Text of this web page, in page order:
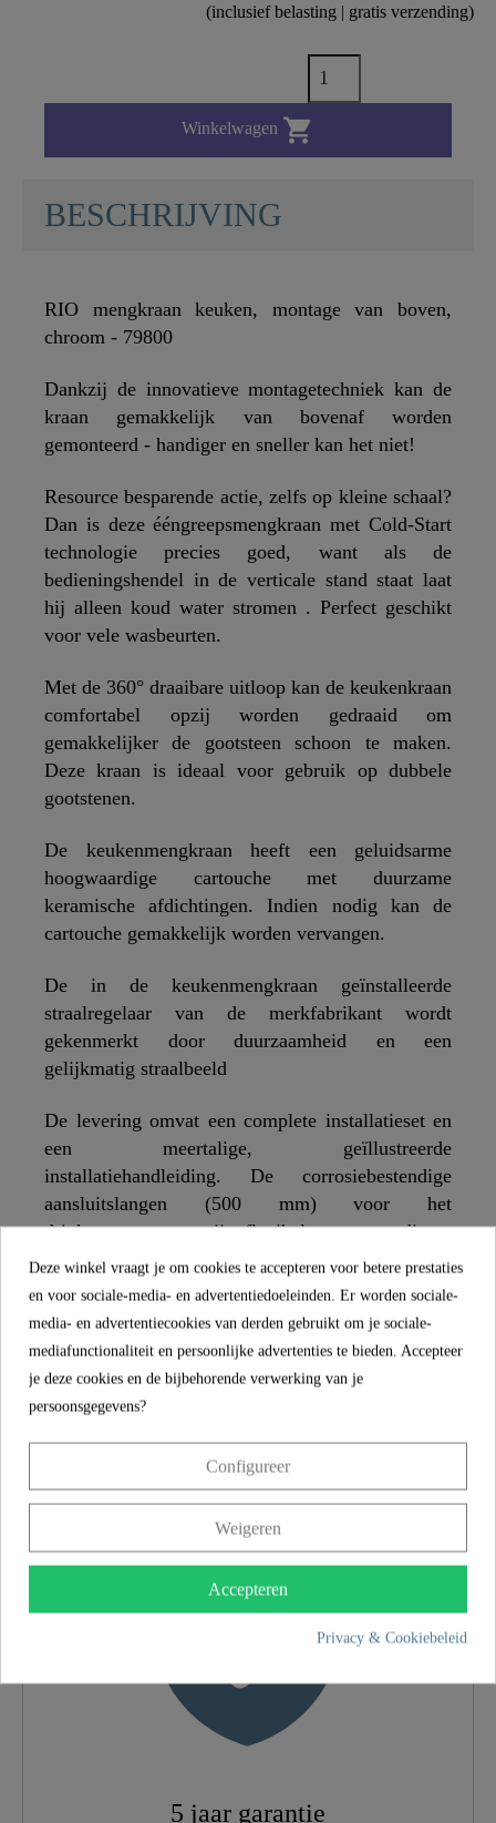
(inclusief belasting | gratis verzending)
Winkelwagen 
BESCHRIJVING
RIO mengkraan keuken, montage van boven,
chroom - 79800
Dankzij de innovatieve montagetechniek kan de
kraan gemakkelijk van bovenaf worden
gemonteerd - handiger en sneller kan het niet!
Resource besparende actie, zelfs op kleine schaal?
Dan is deze ééngreepsmengkraan met Cold-Start
technologie precies goed, want als de
bedieningshendel in de verticale stand staat laat
hij alleen koud water stromen . Perfect geschikt
voor vele wasbeurten.
Met de 360° draaibare uitloop kan de keukenkraan
comfortabel opzij worden gedraaid om
gemakkelijker de gootsteen schoon te maken.
Deze kraan is ideaal voor gebruik op dubbele
gootstenen.
De keukenmengkraan heeft een geluidsarme
hoogwaardige cartouche met duurzame
keramische afdichtingen. Indien nodig kan de
cartouche gemakkelijk worden vervangen.
De in de keukenmengkraan geïnstalleerde
straalregelaar van de merkfabrikant wordt
gekenmerkt door duurzaamheid en een
gelijkmatig straalbeeld
De levering omvat een complete installatieset en
een meertalige, geïllustreerde
installatiehandleiding. De corrosiebestendige
aansluitslangen (500 mm) voor het
drinkwatersysteem zijn flexibel en eenvoudig te
installeren.
SCHÜTTE
UBA Messing
Chroom
Hoge Druk
5,7 Cm
EIGENSCHAPPEN
5 jaar garantie
5 jaar garantie
Deze winkel vraagt je om cookies te accepteren voor betere prestaties
en voor sociale-media- en advertentiedoeleinden. Er worden sociale-
media- en advertentiecookies van derden gebruikt om je sociale-
mediafunctionaliteit en persoonlijke advertenties te bieden. Accepteer
je deze cookies en de bijbehorende verwerking van je
persoonsgegevens?
Configureer
Weigeren
Accepteren
Privacy & Cookiebeleid